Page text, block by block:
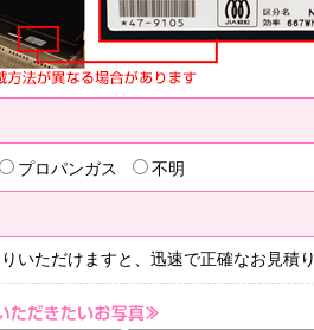
プロパンガス 不明
いただけますと、迅速で正確なお見積